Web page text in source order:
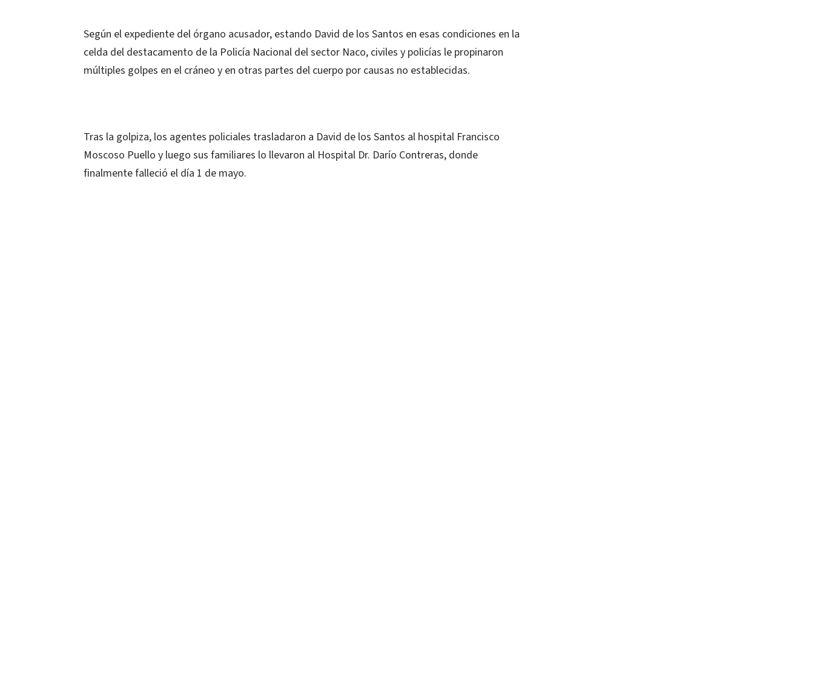
Según el expediente del órgano acusador, estando David de los Santos en esas condiciones en la
celda del destacamento de la Policía Nacional del sector Naco, civiles y policías le propinaron
múltiples golpes en el cráneo y en otras partes del cuerpo por causas no establecidas.
Tras la golpiza, los agentes policiales trasladaron a David de los Santos al hospital Francisco
Moscoso Puello y luego sus familiares lo llevaron al Hospital Dr. Darío Contreras, donde
finalmente falleció el día 1 de mayo.